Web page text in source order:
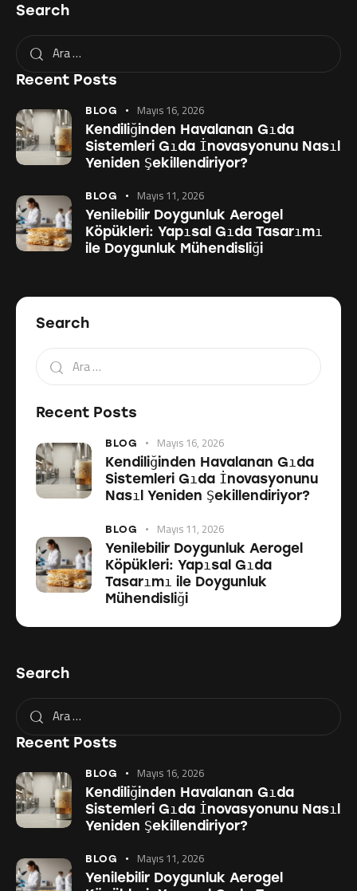
Search
Recent Posts
BLOG Mayıs 16, 2026
Kendiliğinden Havalanan Gıda
Sistemleri Gıda İnovasyonunu Nasıl
Yeniden Şekillendiriyor?
BLOG Mayıs 11, 2026
Yenilebilir Doygunluk Aerogel
Köpükleri: Yapısal Gıda Tasarımı
ile Doygunluk Mühendisliği
Search
Recent Posts
BLOG Mayıs 16, 2026
Kendiliğinden Havalanan Gıda
Sistemleri Gıda İnovasyonunu
Nasıl Yeniden Şekillendiriyor?
BLOG Mayıs 11, 2026
Yenilebilir Doygunluk Aerogel
Köpükleri: Yapısal Gıda
Tasarımı ile Doygunluk
Mühendisliği
Search
Recent Posts
BLOG Mayıs 16, 2026
Kendiliğinden Havalanan Gıda
Sistemleri Gıda İnovasyonunu Nasıl
Yeniden Şekillendiriyor?
BLOG Mayıs 11, 2026
Yenilebilir Doygunluk Aerogel